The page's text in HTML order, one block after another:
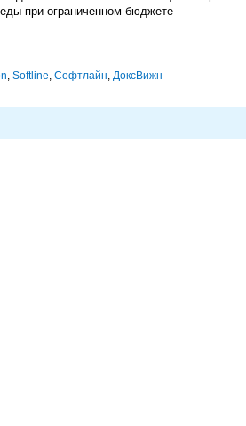
при ограниченном бюджете
, Softline, Софтлайн, ДоксВижн